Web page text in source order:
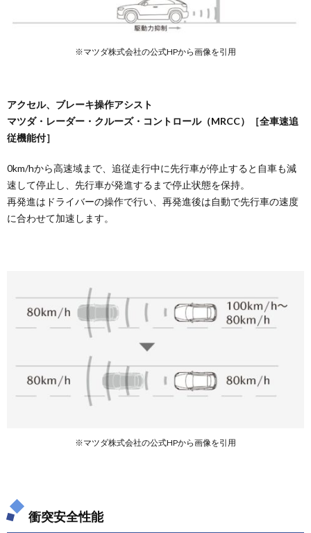
れて
※マツダ株式会社の公式HPから画像を引用
アクセル、ブレーキ操作アシスト
マツダ・レーダー・クルーズ・コントロール（MRCC）［全車速追
従機能付］
0km/hから高速域まで、追従走行中に先行車が停止すると自車も減
速して停止し、先行車が発進するまで停止状態を保持。
再発進はドライバーの操作で行い、再発進後は自動で先行車の速度
に合わせて加速します。
※マツダ株式会社の公式HPから画像を引用
衝突安全性能